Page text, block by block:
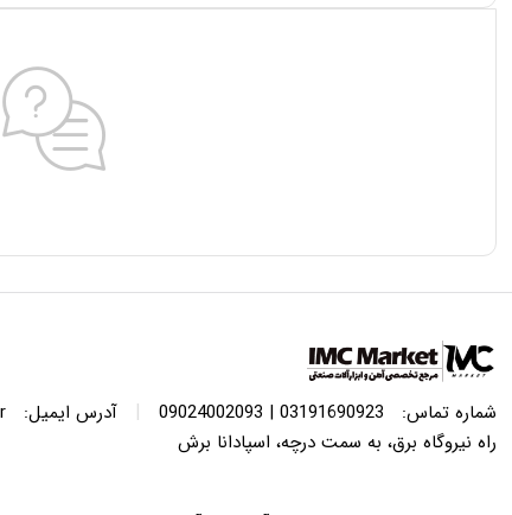
شماره تماس: 03191690923 | 09024002093
| آدرس ایمیل:
راه نیروگاه برق، به سمت درچه، اسپادانا برش